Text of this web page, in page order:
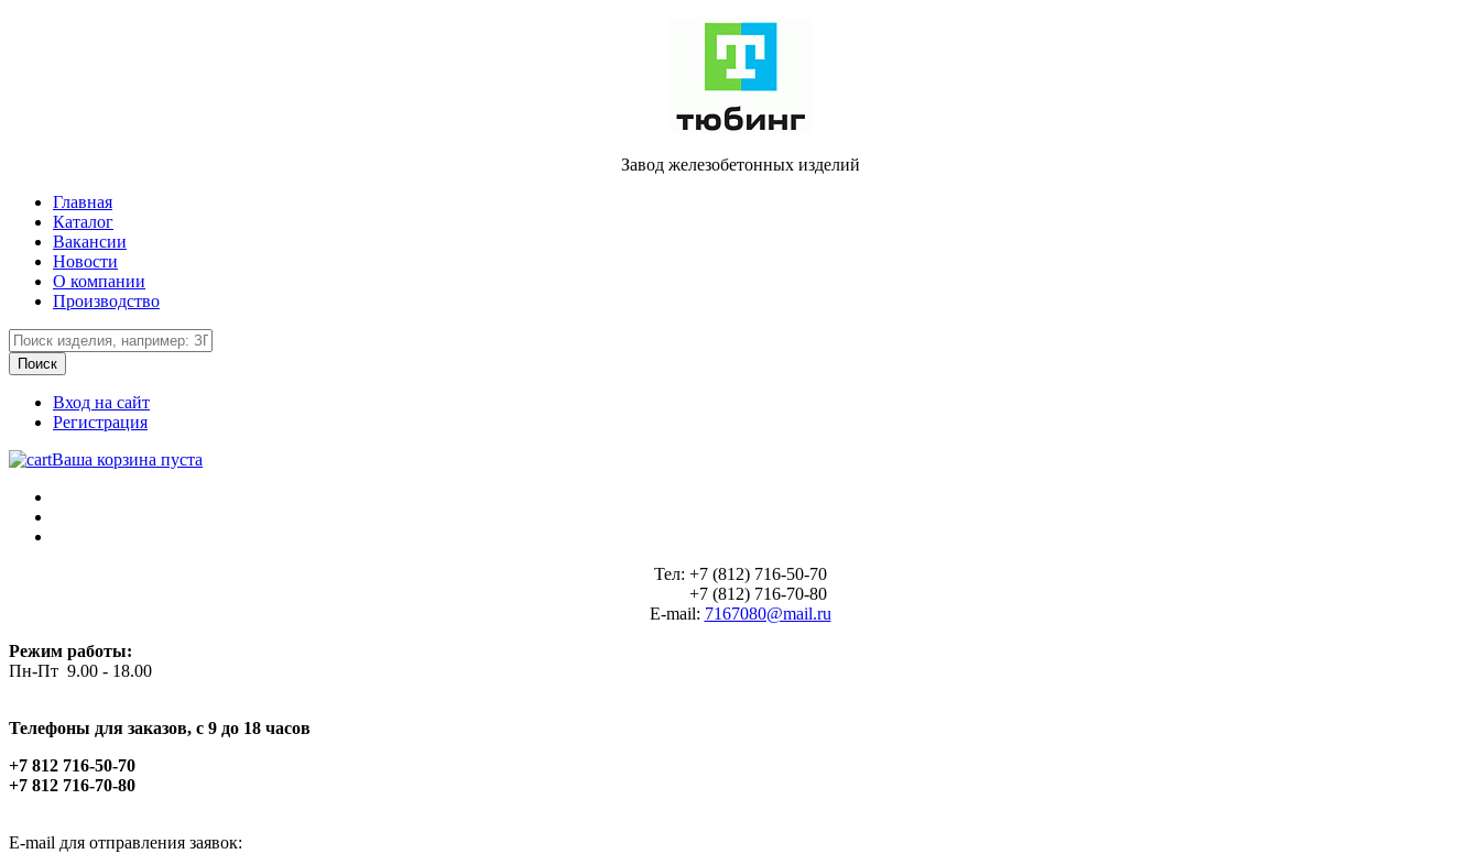
Завод железобетонных изделий
Главная
Каталог
Вакансии
Новости
О компании
Производство
Вход на сайт
Регистрация
Ваша корзина пуста
Тел: +7 (812) 716-50-70
+7 (812) 716-70-80
E-mail: 7167080@mail.ru
Режим работы:
Пн-Пт 9.00 - 18.00
Телефоны для заказов, c 9 до 18 часов
+7 812 716-50-70
+7 812 716-70-80
E-mail для отправления заявок: